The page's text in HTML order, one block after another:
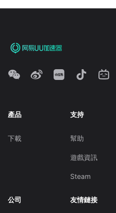
產品
下載
支持
幫助
遊戲資訊
Steam
公司 友情鏈接